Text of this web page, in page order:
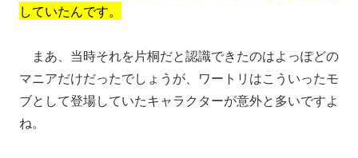
していたんです。
まあ、当時それを片桐だと認識できたのはよっぽどの
マニアだけだったでしょうが、ワートリはこういったモ
ブとして登場していたキャラクターが意外と多いですよ
ね。